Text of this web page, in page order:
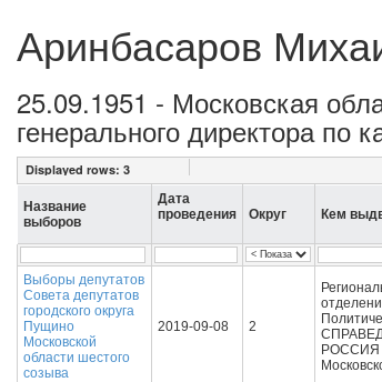
Аринбасаров
25.09.1951 - Московская
генерального директора по
Displayed rows: 3
Название
выборов
Дата
проведения
Округ Кем
Выборы депутатов
Совета депутатов
городского округа
Пущино
Московской
области шестого
созыва
2019-09-08 2
РОССИЯ